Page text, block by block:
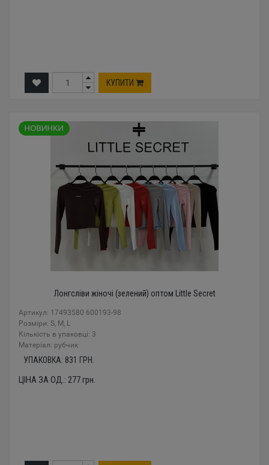
КУПИТИ
Лонгсліви жіночі (зелений) оптом Little Secret
Артикул: 17493580 600193-98
Розміри: S, M, L
Кількість в упаковці: 3
Mатеріал: рубчик
УПАКОВКА: 831 ГРН.
ЦІНА ЗА ОД.: 277грн.